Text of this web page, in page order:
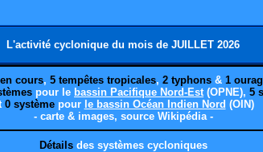
L'activité cyclonique du mois de JUILLET 2026
en cours, 5 tempêtes tropicales, 2 typhons&1
pour le bassin Pacifique Nord-Est(OPNE), 5
0 système pour le bassin Océan Indien Nord (OIN)
- carte & images, source Wikipédia -
Détails des systèmes cycloniques